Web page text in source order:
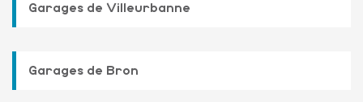
Garages de Villeurbanne
Garages de Bron